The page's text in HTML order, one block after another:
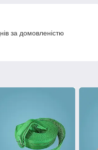
за домовленістю